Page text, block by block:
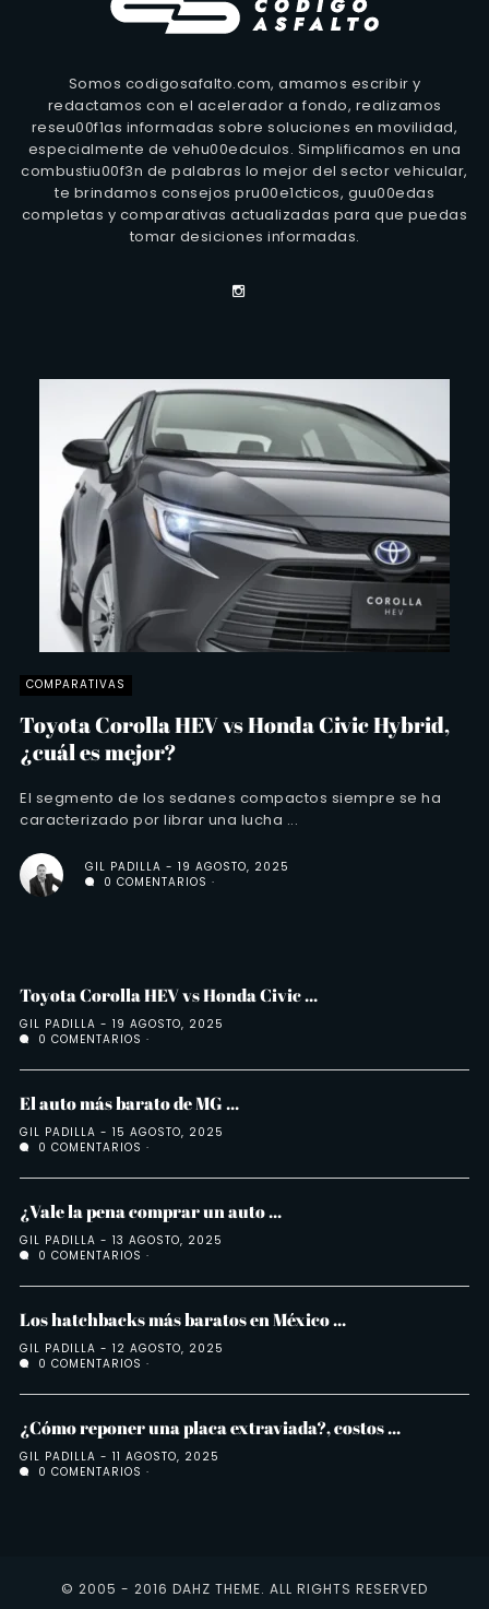
Somos codigosafalto.com, amamos escribir y
redactamos con el acelerador a fondo, realizamos
reseu00f1as informadas sobre soluciones en movilidad,
especialmente de vehu00edculos. Simplificamos en una
combustiu00f3n de palabras lo mejor del sector vehicular,
te brindamos consejos pru00e1cticos, guu00edas
completas y comparativas actualizadas para que puedas
tomar desiciones informadas.
COMPARATIVAS
Toyota Corolla HEV vs Honda Civic Hybrid,
¿cuál es mejor?
El segmento de los sedanes compactos siempre se ha
caracterizado por librar una lucha ...
GIL PADILLA
19 AGOSTO, 2025
0 COMENTARIOS
Toyota Corolla HEV vs Honda Civic ...
GIL PADILLA
19 AGOSTO, 2025
0 COMENTARIOS
El auto más barato de MG ...
GIL PADILLA
15 AGOSTO, 2025
0 COMENTARIOS
¿Vale la pena comprar un auto ...
GIL PADILLA
13 AGOSTO, 2025
0 COMENTARIOS
Los hatchbacks más baratos en México ...
GIL PADILLA
12 AGOSTO, 2025
0 COMENTARIOS
¿Cómo reponer una placa extraviada?, costos ...
GIL PADILLA
11 AGOSTO, 2025
0 COMENTARIOS
© 2005 - 2016 DAHZ THEME. ALL RIGHTS RESERVED